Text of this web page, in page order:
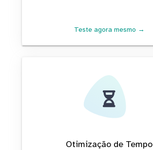
Teste agora mesmo →
Otimização de Tempo